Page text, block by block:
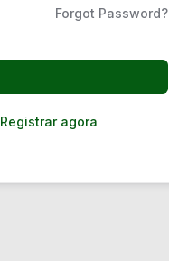
Forgot Password?
Registrar agora